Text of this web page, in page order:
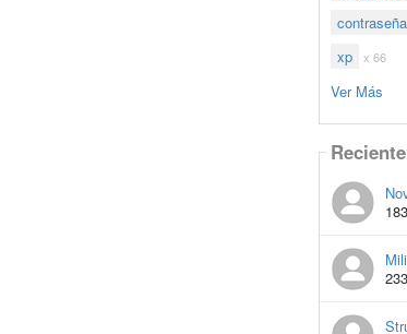
contraseña
xp x 66
Ver Más
183
233